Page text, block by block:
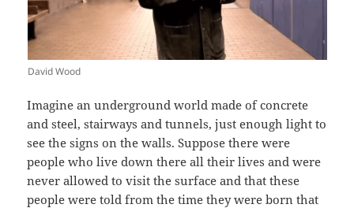
David Wood
Imagine an underground world made of concrete
and steel, stairways and tunnels, just enough light to
see the signs on the walls. Suppose there were
people who live down there all their lives and were
never allowed to visit the surface and that these
people were told from the time they were born that